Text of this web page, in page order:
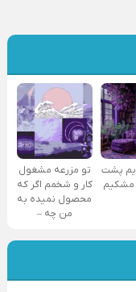
پشت
مشکیم
تو مزرعه مشغول
کار و شخمم اگر که
محصول نمیده به
من چه –